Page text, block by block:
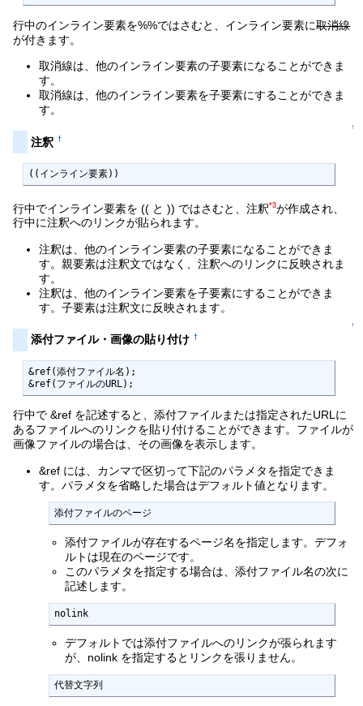
行中のインライン要素を%%ではさむと、インライン要素に取消線
が付きます。
取消線は、他のインライン要素の子要素になることができま
す。
取消線は、他のインライン要素を子要素にすることができま
す。
↑
注釈 †
((インライン要素))
行中でインライン要素を (( と )) ではさむと、注釈*3が作成され、
行中に注釈へのリンクが貼られます。
注釈は、他のインライン要素の子要素になることができま
す。親要素は注釈文ではなく、注釈へのリンクに反映されま
す。
注釈は、他のインライン要素を子要素にすることができま
す。子要素は注釈文に反映されます。
↑
添付ファイル・画像の貼り付け †
&ref(添付ファイル名);
&ref(ファイルのURL);
行中で &ref を記述すると、添付ファイルまたは指定されたURLに
あるファイルへのリンクを貼り付けることができます。ファイルが
画像ファイルの場合は、その画像を表示します。
&ref には、カンマで区切って下記のパラメタを指定できま
す。パラメタを省略した場合はデフォルト値となります。
添付ファイルのページ
添付ファイルが存在するページ名を指定します。デフォ
ルトは現在のページです。
このパラメタを指定する場合は、添付ファイル名の次に
記述します。
nolink
デフォルトでは添付ファイルへのリンクが張られます
が、nolink を指定するとリンクを張りません。
代替文字列